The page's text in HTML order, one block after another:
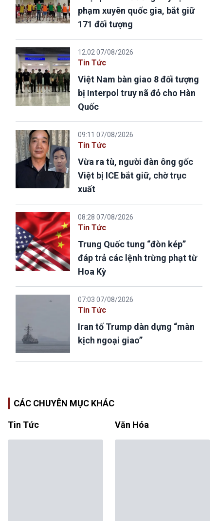
phạm xuyên quốc gia, bắt giữ
171 đối tượng
12:02 07/08/2026
Tin Tức
Việt Nam bàn giao 8 đối tượng
bị Interpol truy nã đỏ cho Hàn
Quốc
09:11 07/08/2026
Tin Tức
Vừa ra tù, người đàn ông gốc
Việt bị ICE bắt giữ, chờ trục
xuất
08:28 07/08/2026
Tin Tức
Trung Quốc tung “đòn kép”
đáp trả các lệnh trừng phạt từ
Hoa Kỳ
07:03 07/08/2026
Tin Tức
Iran tố Trump dàn dựng “màn
kịch ngoại giao”
CÁC CHUYÊN MỤC KHÁC
Tin Tức Văn Hóa